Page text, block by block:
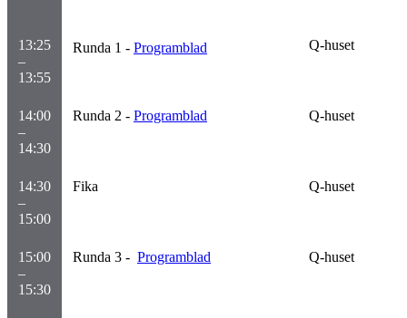
13:25
–
13:55
Runda 1 - Programblad Q-huset
14:00
–
14:30
Runda 2 - Programblad Q-huset
14:30
–
15:00
Fika Q-huset
15:00
–
15:30
Runda 3 - ​​​​​​​ Programblad Q-huset